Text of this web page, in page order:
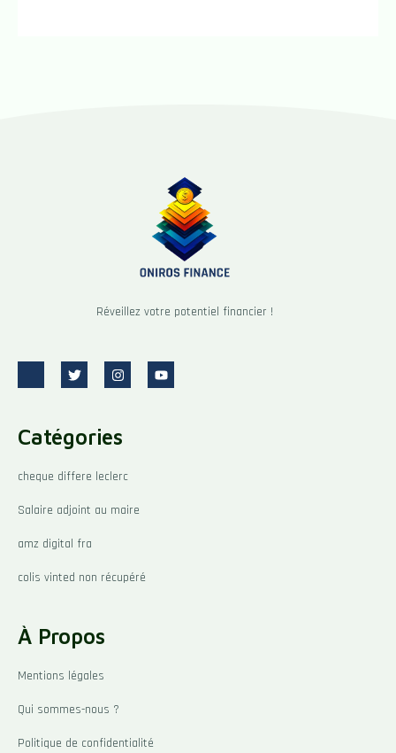
Réveillez votre potentiel financier !
J
i
a
c
b
k
l
i
h
T
w
i
e
r
I
n
s
g
r
m
Y
o
u
Catégories
cheque differe leclerc
Salaire adjoint au maire
amz digital fra
colis vinted non récupéré
À Propos
Mentions légales
Qui sommes-nous ?
Politique de confidentialité